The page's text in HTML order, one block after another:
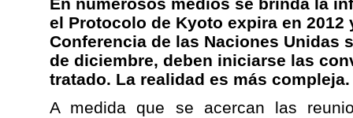
el Protocolo de Kyoto expira en 2012
Conferencia de las Naciones Unidas
de diciembre, deben iniciarse las
tratado. La realidad es más compleja.
A medida que se acercan las